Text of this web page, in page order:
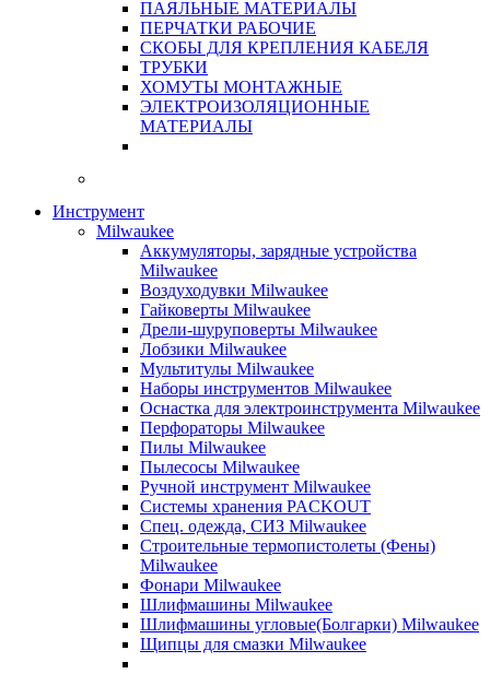
ПАЯЛЬНЫЕ МАТЕРИАЛЫ
ПЕРЧАТКИ РАБОЧИЕ
СКОБЫ ДЛЯ КРЕПЛЕНИЯ КАБЕЛЯ
ТРУБКИ
ХОМУТЫ МОНТАЖНЫЕ
ЭЛЕКТРОИЗОЛЯЦИОННЫЕ
МАТЕРИАЛЫ
Инструмент
Milwaukee
Аккумуляторы, зарядные устройства
Milwaukee
Воздуходувки Milwaukee
Гайковерты Milwaukee
Дрели-шуруповерты Milwaukee
Лобзики Milwaukee
Мультитулы Milwaukee
Наборы инструментов Milwaukee
Оснастка для электроинструмента Milwaukee
Перфораторы Milwaukee
Пилы Milwaukee
Пылесосы Milwaukee
Ручной инструмент Milwaukee
Системы хранения PACKOUT
Спец. одежда, СИЗ Milwaukee
Строительные термопистолеты (Фены)
Milwaukee
Фонари Milwaukee
Шлифмашины Milwaukee
Шлифмашины угловые(Болгарки) Milwaukee
Щипцы для смазки Milwaukee